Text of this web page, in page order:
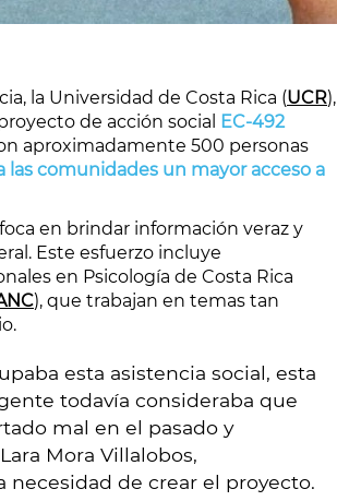
la Universidad de Costa Rica (UCR),
de acción social EC-492
aproximadamente 500 personas
comunidades un mayor acceso a
en brindar información veraz y
Este esfuerzo incluye
en Psicología de Costa Rica
), que trabajan en temas tan
esta asistencia social, esta
todavía consideraba que
mal en el pasado y
Mora Villalobos,
de crear el proyecto.